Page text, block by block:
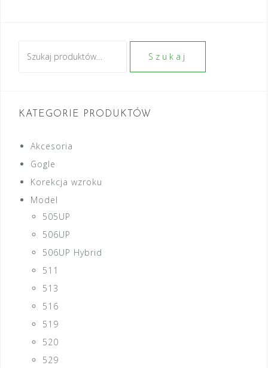
Szukaj
KATEGORIE PRODUKTÓW
Akcesoria
Gogle
Korekcja wzroku
Model
505UP
506UP
506UP Hybrid
511
513
516
519
520
529